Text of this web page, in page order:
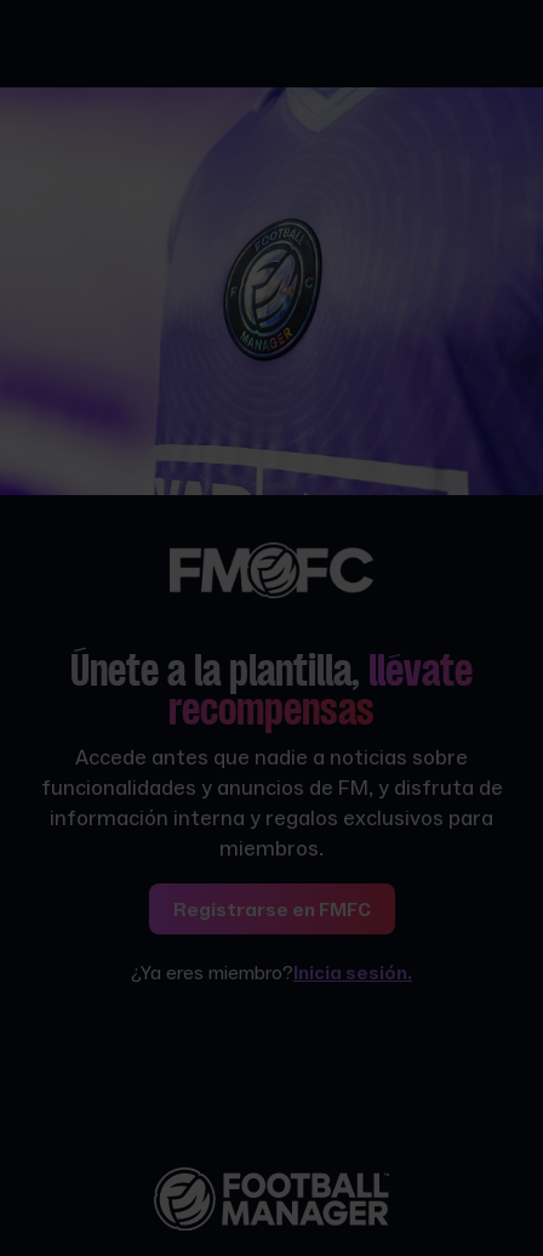
Únete a la plantilla, llévate
recompensas
Accede antes que nadie a noticias sobre
funcionalidades y anuncios de FM, y disfruta de
información interna y regalos exclusivos para
miembros.
Registrarse en FMFC
¿Ya eres miembro?Inicia sesión.